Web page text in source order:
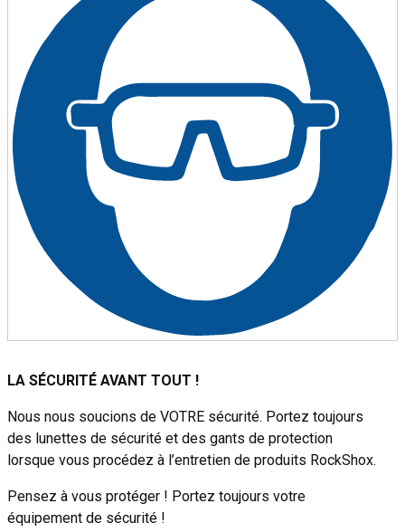
LA SÉCURITÉ AVANT TOUT !
Nous nous soucions de VOTRE sécurité. Portez toujours
des lunettes de sécurité et des gants de protection
lorsque vous procédez à l’entretien de produits RockShox.
Pensez à vous protéger ! Portez toujours votre
équipement de sécurité !